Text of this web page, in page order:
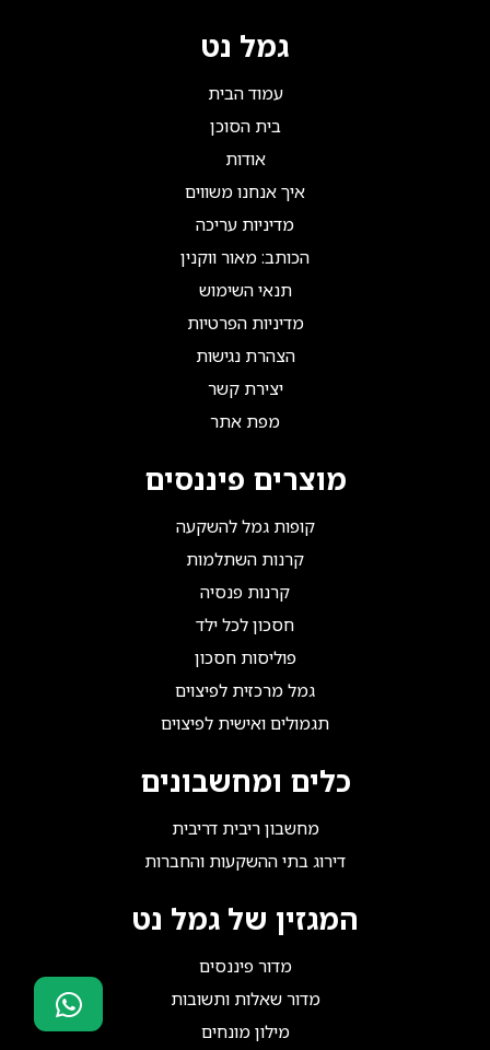
גמל נט
עמוד הבית
בית הסוכן
אודות
איך אנחנו משווים
מדיניות עריכה
הכותב: מאור ווקנין
תנאי השימוש
מדיניות הפרטיות
הצהרת נגישות
יצירת קשר
מפת אתר
מוצרים פיננסים
קופות גמל להשקעה
קרנות השתלמות
קרנות פנסיה
חסכון לכל ילד
פוליסות חסכון
גמל מרכזית לפיצוים
תגמולים ואישית לפיצוים
כלים ומחשבונים
מחשבון ריבית דריבית
דירוג בתי ההשקעות והחברות
המגזין של גמל נט
מדור פיננסים
מדור שאלות ותשובות
מילון מונחים